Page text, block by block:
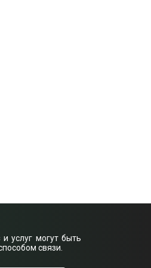
услуг могут быть
связи.